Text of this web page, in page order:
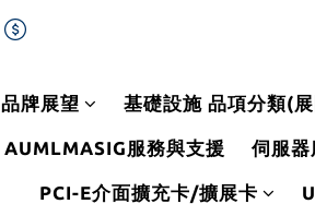
品牌展望 基礎設施 品項分類(
AUMLMASIG服務與支援 伺服器
PCI-E介面擴充卡/擴展卡